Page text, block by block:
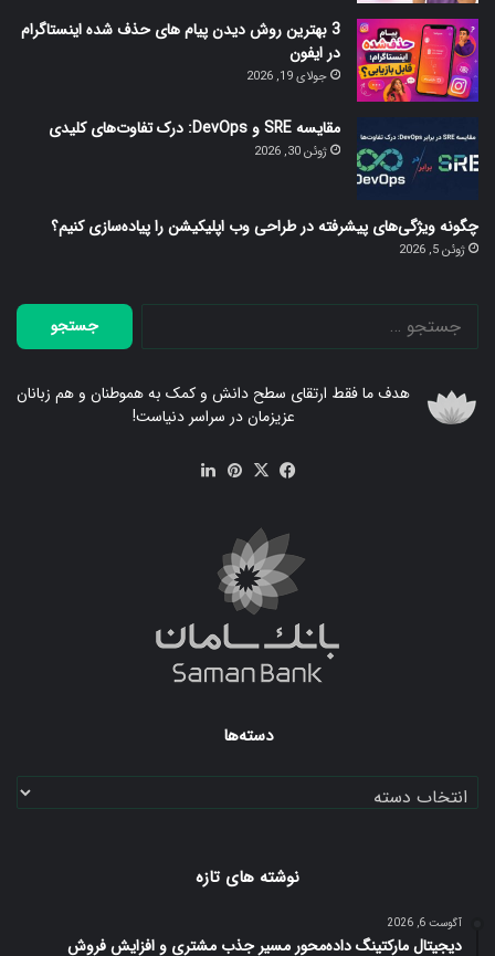
3 بهترین روش دیدن پیام های حذف شده اینستاگرام
در ایفون
جولای 19, 2026
مقایسه SRE و DevOps: درک تفاوت‌های کلیدی
ژوئن 30, 2026
چگونه ویژگی‌های پیشرفته در طراحی وب اپلیکیشن را پیاده‌سازی کنیم؟
ژوئن 5, 2026
جستجو
برای:
هدف ما فقط ارتقای سطح دانش و کمک به هموطنان و هم زبانان
عزیزمان در سراسر دنیاست!
فیسX ‫پین‌ترست
دسته‌ها
دسته‌ها
نوشته های تازه
آگوست 6, 2026
دیجیتال مارکتینگ داده‌محور مسیر جذب مشتری و افزایش فروش